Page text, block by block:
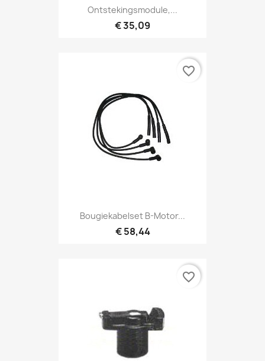
Ontstekingsmodule,...
€ 35,09
Bougiekabelset B-Motor...
€ 58,44
favorite_border
favorite_border